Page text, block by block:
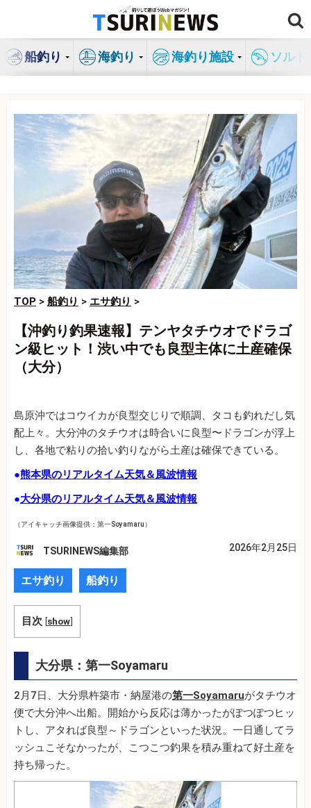
ン
船釣り 海釣り 海釣り施設 ソル
TOP > 船釣り > エサ釣り >
【沖釣り釣果速報】テンヤタチウオでドラゴ
ン級ヒット！渋い中でも良型主体に土産確保
（大分）
島原沖ではコウイカが良型交じりで順調、タコも釣れだし気
配上々。大分沖のタチウオは時合いに良型〜ドラゴンが浮上
し、各地で粘りの拾い釣りながら土産は確保できている。
●熊本県のリアルタイム天気＆風波情報
●大分県のリアルタイム天気＆風波情報
（アイキャッチ画像提供：第一Soyamaru）
TSURINEWS編集部 2026年2月25日
エサ釣り 船釣り
目次 [show]
大分県：第一Soyamaru
2月7日、大分県杵築市・納屋港の第一Soyamaruがタチウオ
便で大分沖へ出船。開始から反応は薄かったがぽつぽつヒッ
トし、アタれば良型～ドラゴンといった状況。一日通してラ
ッシュこそなかったが、こつこつ釣果を積み重ねて好土産を
持ち帰った。